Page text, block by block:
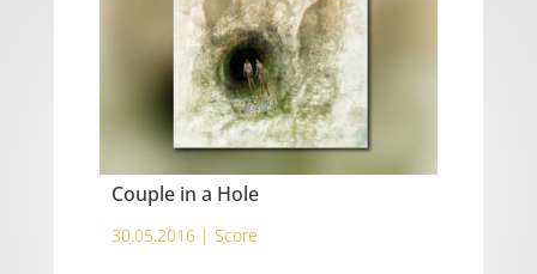
Couple in a Hole
30.05.2016 | Score